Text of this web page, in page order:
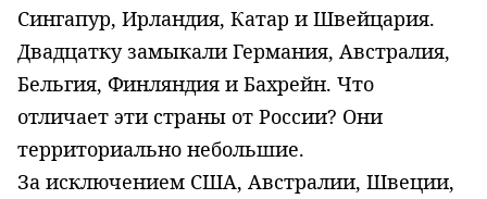
Сингапур, Ирландия, Катар и Швейцария.
Двадцатку замыкали Германия, Австралия,
Бельгия, Финляндия и Бахрейн. Что
отличает эти страны от России? Они
территориально небольшие.
За исключением США, Австралии, Швеции,